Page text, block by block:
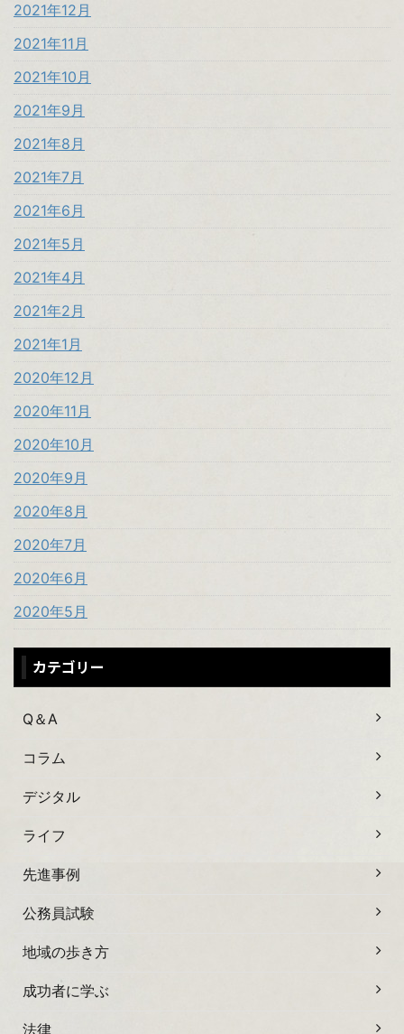
2021年12月
2021年11月
2021年10月
2021年9月
2021年8月
2021年7月
2021年6月
2021年5月
2021年4月
2021年2月
2021年1月
2020年12月
2020年11月
2020年10月
2020年9月
2020年8月
2020年7月
2020年6月
2020年5月
カテゴリー
Q＆A
コラム
デジタル
ライフ
先進事例
公務員試験
地域の歩き方
成功者に学ぶ
法律